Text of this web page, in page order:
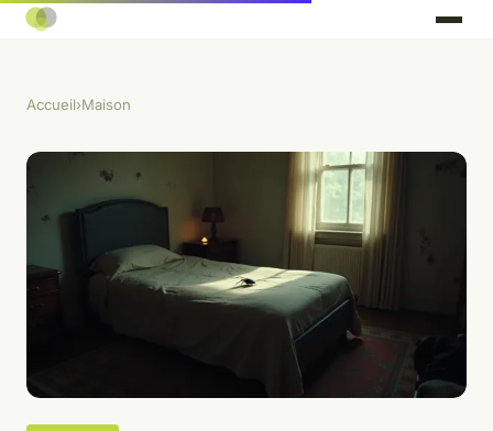
Accueil›Maison